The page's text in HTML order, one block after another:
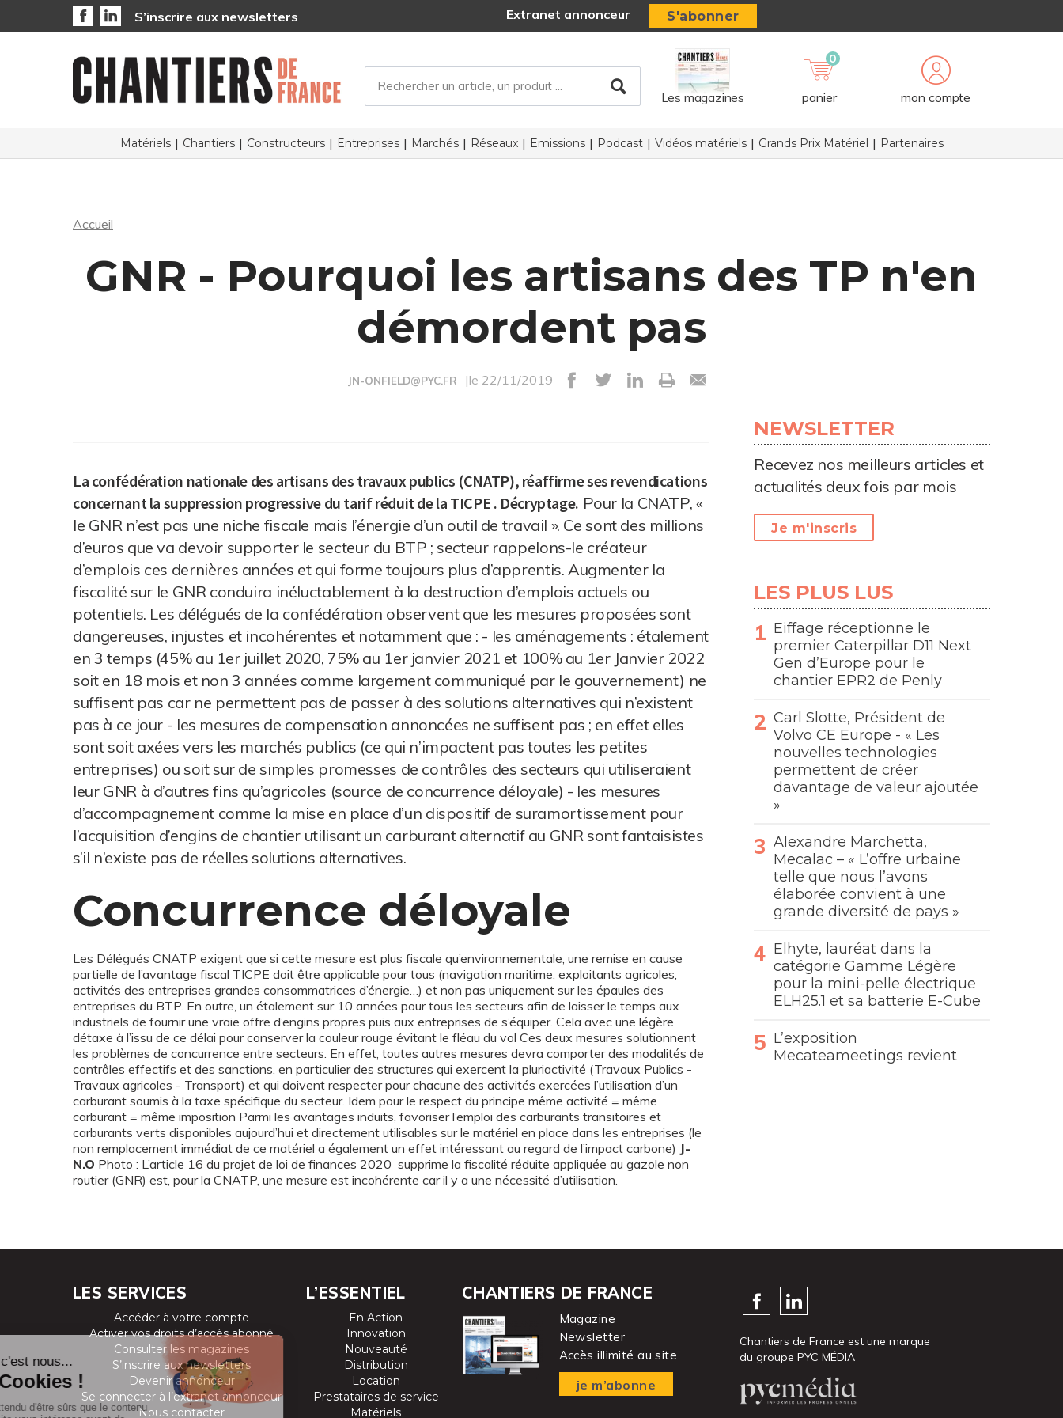
S’inscrire aux newsletters Extranet annonceur S'abonner
Les magazines
0
panier mon compte
Matériels Chantiers Constructeurs Entreprises Marchés Réseaux Emissions Podcast Vidéos matériels Grands Prix Matériel Partenaires
Accueil
GNR - Pourquoi les artisans des TP n'en
démordent pas
JN-ONFIELD@PYC.FR |le 22/11/2019
La confédération nationale des artisans des travaux publics (CNATP), réaffirme ses revendications
concernant la suppression progressive du tarif réduit de la TICPE . Décryptage. Pour la CNATP, «
le GNR n’est pas une niche fiscale mais l’énergie d’un outil de travail ». Ce sont des millions
d’euros que va devoir supporter le secteur du BTP ; secteur rappelons-le créateur
d’emplois ces dernières années et qui forme toujours plus d’apprentis. Augmenter la
fiscalité sur le GNR conduira inéluctablement à la destruction d’emplois actuels ou
potentiels. Les délégués de la confédération observent que les mesures proposées sont
dangereuses, injustes et incohérentes et notamment que : - les aménagements : étalement
en 3 temps (45% au 1er juillet 2020, 75% au 1er janvier 2021 et 100% au 1er Janvier 2022
soit en 18 mois et non 3 années comme largement communiqué par le gouvernement) ne
suffisent pas car ne permettent pas de passer à des solutions alternatives qui n’existent
pas à ce jour - les mesures de compensation annoncées ne suffisent pas ; en effet elles
sont soit axées vers les marchés publics (ce qui n’impactent pas toutes les petites
entreprises) ou soit sur de simples promesses de contrôles des secteurs qui utiliseraient
leur GNR à d’autres fins qu’agricoles (source de concurrence déloyale) - les mesures
d’accompagnement comme la mise en place d’un dispositif de suramortissement pour
l’acquisition d’engins de chantier utilisant un carburant alternatif au GNR sont fantaisistes
s’il n’existe pas de réelles solutions alternatives.
Concurrence déloyale
Les Délégués CNATP exigent que si cette mesure est plus fiscale qu’environnementale, une remise en cause
partielle de l’avantage fiscal TICPE doit être applicable pour tous (navigation maritime, exploitants agricoles,
activités des entreprises grandes consommatrices d’énergie…) et non pas uniquement sur les épaules des
entreprises du BTP. En outre, un étalement sur 10 années pour tous les secteurs afin de laisser le temps aux
industriels de fournir une vraie offre d’engins propres puis aux entreprises de s’équiper. Cela avec une légère
détaxe à l’issu de ce délai pour conserver la couleur rouge évitant le fléau du vol Ces deux mesures solutionnent
les problèmes de concurrence entre secteurs. En effet, toutes autres mesures devra comporter des modalités de
contrôles effectifs et des sanctions, en particulier des structures qui exercent la pluriactivité (Travaux Publics -
Travaux agricoles - Transport) et qui doivent respecter pour chacune des activités exercées l’utilisation d’un
carburant soumis à la taxe spécifique du secteur. Idem pour le respect du principe même activité = même
carburant = même imposition Parmi les avantages induits, favoriser l’emploi des carburants transitoires et
carburants verts disponibles aujourd’hui et directement utilisables sur le matériel en place dans les entreprises (le
non remplacement immédiat de ce matériel a également un effet intéressant au regard de l’impact carbone) J-
N.O Photo : L’article 16 du projet de loi de finances 2020 supprime la fiscalité réduite appliquée au gazole non
routier (GNR) est, pour la CNATP, une mesure est incohérente car il y a une nécessité d’utilisation.
NEWSLETTER
Recevez nos meilleurs articles et
actualités deux fois par mois
Je m'inscris
LES PLUS LUS
Eiffage réceptionne le
premier Caterpillar D11 Next
Gen d’Europe pour le
chantier EPR2 de Penly
Carl Slotte, Président de
Volvo CE Europe - « Les
nouvelles technologies
permettent de créer
davantage de valeur ajoutée
»
Alexandre Marchetta,
Mecalac – « L’offre urbaine
telle que nous l’avons
élaborée convient à une
grande diversité de pays »
Elhyte, lauréat dans la
catégorie Gamme Légère
pour la mini-pelle électrique
ELH25.1 et sa batterie E-Cube
L’exposition
Mecateameetings revient
LES SERVICES
Accéder à votre compte
Activer vos droits d’accès abonné
Consulter les magazines
S’inscrire aux newsletters
Devenir annonceur
Se connecter à l’extranet annonceur
Nous contacter
L’ESSENTIEL
En Action
Innovation
Nouveauté
Distribution
Location
Prestataires de service
Matériels
CHANTIERS DE FRANCE
Magazine
Newsletter
Accès illimité au site
je m’abonne
Chantiers de France est une marque
du groupe PYC MÉDIA